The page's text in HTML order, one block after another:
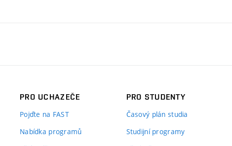
PRO UCHAZEČE
Pojďte na FAST
Nabídka programů
PRO STUDENTY
Časový plán studia
Studijní programy